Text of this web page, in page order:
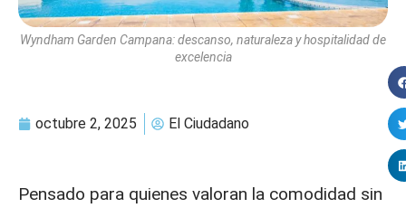
Wyndham Garden Campana: descanso, naturaleza y hospitalidad de
excelencia
octubre 2, 2025 El Ciudadano
Pensado para quienes valoran la comodidad sin